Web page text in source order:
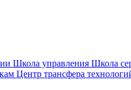
Школа управления Школа
Центр трансфера